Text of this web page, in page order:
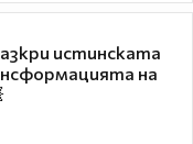
истинската
на